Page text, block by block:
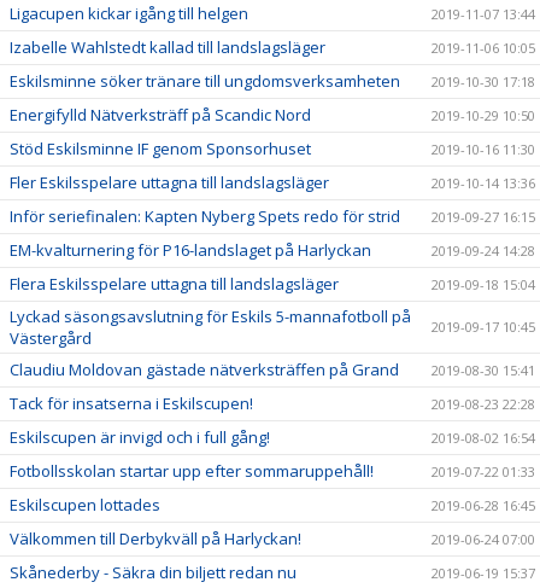
Ligacupen kickar igång till helgen 2019-11-07 13:44
Izabelle Wahlstedt kallad till landslagsläger 2019-11-06 10:05
Eskilsminne söker tränare till ungdomsverksamheten 2019-10-30 17:18
Energifylld Nätverksträff på Scandic Nord 2019-10-29 10:50
Stöd Eskilsminne IF genom Sponsorhuset 2019-10-16 11:30
Fler Eskilsspelare uttagna till landslagsläger 2019-10-14 13:36
Inför seriefinalen: Kapten Nyberg Spets redo för strid 2019-09-27 16:15
EM-kvalturnering för P16-landslaget på Harlyckan 2019-09-24 14:28
Flera Eskilsspelare uttagna till landslagsläger 2019-09-18 15:04
Lyckad säsongsavslutning för Eskils 5-mannafotboll på
Västergård
2019-09-17 10:45
Claudiu Moldovan gästade nätverksträffen på Grand 2019-08-30 15:41
Tack för insatserna i Eskilscupen! 2019-08-23 22:28
Eskilscupen är invigd och i full gång! 2019-08-02 16:54
Fotbollsskolan startar upp efter sommaruppehåll! 2019-07-22 01:33
Eskilscupen lottades 2019-06-28 16:45
Välkommen till Derbykväll på Harlyckan! 2019-06-24 07:00
Skånederby - Säkra din biljett redan nu 2019-06-19 15:37